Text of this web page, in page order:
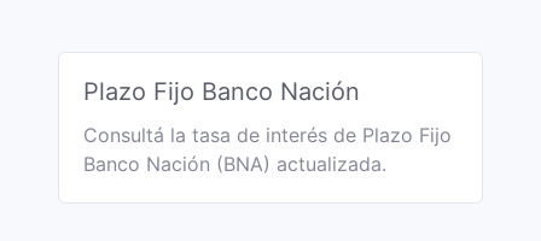
Plazo Fijo Banco Nación
Consultá la tasa de interés de Plazo Fijo
Banco Nación (BNA) actualizada.